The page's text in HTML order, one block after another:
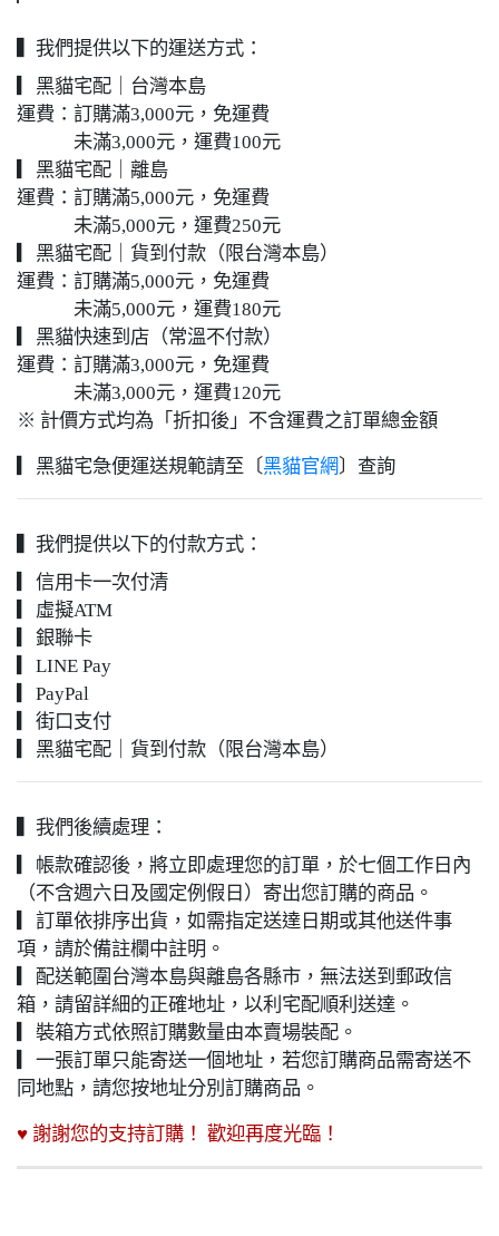
▍我們提供以下的運送方式：
▎黑貓宅配｜台灣本島
運費：訂購滿3,000元，免運費
未滿3,000元，運費100元
▎黑貓宅配｜離島
運費：訂購滿5,000元，免運費
未滿5,000元，運費250元
▎黑貓宅配｜貨到付款（限台灣本島）
運費：訂購滿5,000元，免運費
未滿5,000元，運費180元
▎黑貓快速到店（常溫不付款）
運費：訂購滿3,000元，免運費
未滿3,000元，運費120元
※ 計價方式均為「折扣後」不含運費之訂單總金額
▎黑貓宅急便運送規範請至〔黑貓官網 〕查詢
▍我們提供以下的付款方式：
▎信用卡一次付清
▎虛擬ATM
▎銀聯卡
▎LINE Pay
▎PayPal
▎街口支付
▎黑貓宅配｜貨到付款（限台灣本島）
▍我們後續處理：
▎帳款確認後，將立即處理您的訂單，於七個工作日內
（不含週六日及國定例假日）寄出您訂購的商品。
▎訂單依排序出貨，如需指定送達日期或其他送件事
項，請於備註欄中註明。
▎配送範圍台灣本島與離島各縣市，無法送到郵政信
箱，請留詳細的正確地址，以利宅配順利送達。
▎裝箱方式依照訂購數量由本賣場裝配。
▎一張訂單只能寄送一個地址，若您訂購商品需寄送不
同地點，請您按地址分別訂購商品。
♥ 謝謝您的支持訂購！ 歡迎再度光臨！